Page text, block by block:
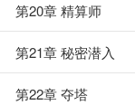
第20章 精算师
第21章 秘密潜入
第22章 夺塔